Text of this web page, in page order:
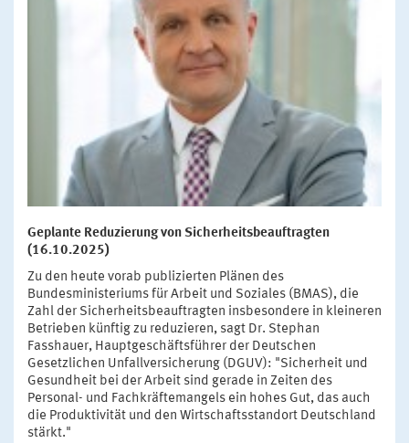
Geplante Reduzierung von Sicherheitsbeauftragten
(16.10.2025)
Zu den heute vorab publizierten Plänen des
Bundesministeriums für Arbeit und Soziales (BMAS), die
Zahl der Sicherheitsbeauftragten insbesondere in kleineren
Betrieben künftig zu reduzieren, sagt Dr. Stephan
Fasshauer, Hauptgeschäftsführer der Deutschen
Gesetzlichen Unfallversicherung (DGUV): "Sicherheit und
Gesundheit bei der Arbeit sind gerade in Zeiten des
Personal- und Fachkräftemangels ein hohes Gut, das auch
die Produktivität und den Wirtschaftsstandort Deutschland
stärkt."